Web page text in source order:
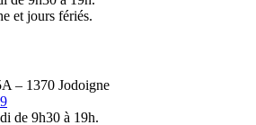
et jours fériés.
– 1370 Jodoigne
de 9h30 à 19h.